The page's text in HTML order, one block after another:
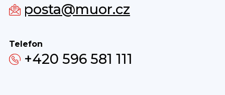
posta@muor.cz
Telefon
+420 596 581 111